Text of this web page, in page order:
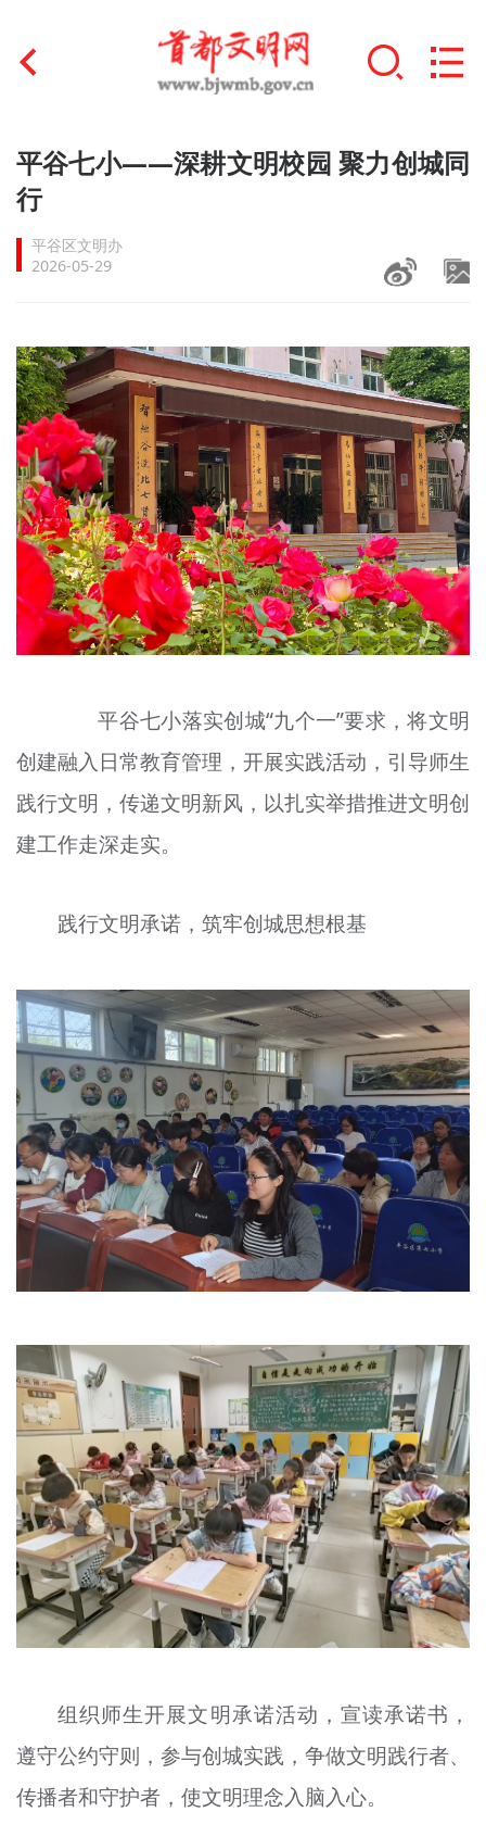
首页
文明创建
文明实践
未成年人思想道德建设
榜样人物
+
身边好人
文明评论
北京宣传文化引导基金
宣传思想文化人才
+
平谷七小——深耕文明校园 聚力创城同
行
平谷区文明办
2026-05-29
平谷七小落实创城“九个一”要求，将文明
创建融入日常教育管理，开展实践活动，引导师生
践行文明，传递文明新风，以扎实举措推进文明创
建工作走深走实。
践行文明承诺，筑牢创城思想根基
组织师生开展文明承诺活动，宣读承诺书，
遵守公约守则，参与创城实践，争做文明践行者、
传播者和守护者，使文明理念入脑入心。